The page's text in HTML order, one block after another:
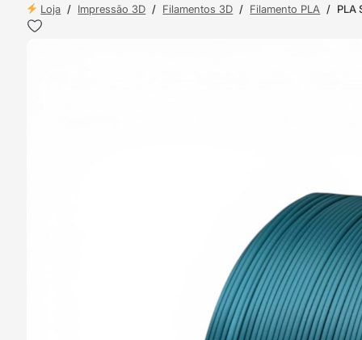
Loja / Impressão 3D / Filamentos 3D / Filamento PLA / PLA